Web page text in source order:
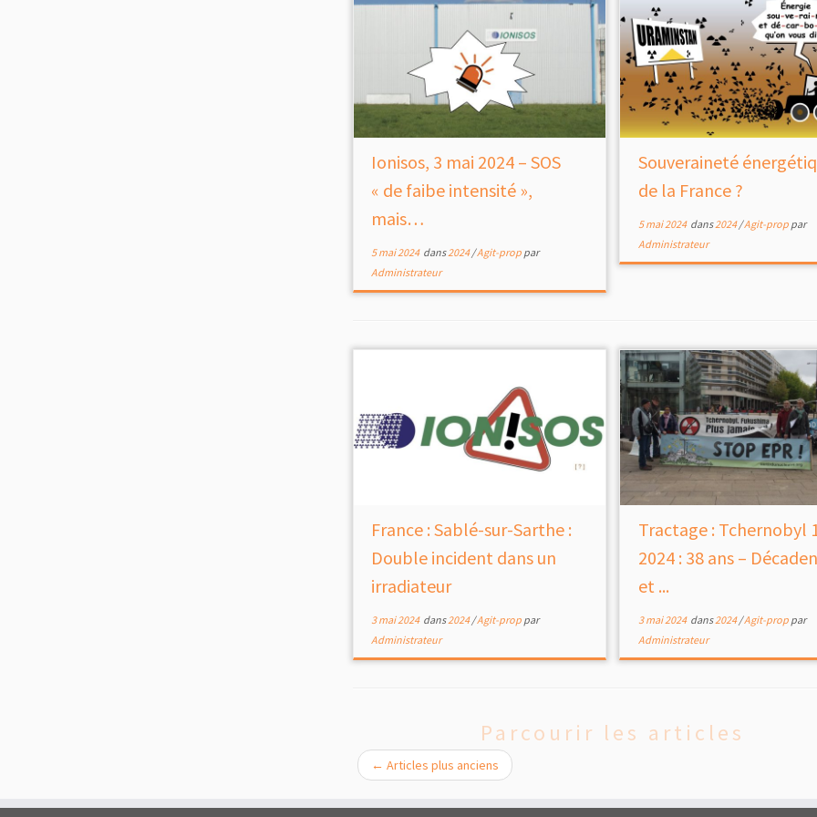
Ionisos, 3 mai 2024 – SOS
« de faibe intensité »,
mais…
5 mai 2024dans2024/Agit-prop par
Administrateur
Souveraineté
de la France ?
5 mai 2024dans2024/Agit-prop par
Administrateur
France : Sablé-sur-Sarthe :
Double incident dans un
irradiateur
3 mai 2024dans2024/Agit-prop par
Administrateur
Tractage : Tchernobyl
2024 : 38 ans –
et ...
3 mai 2024dans2024/Agit-prop par
Administrateur
Parcourir les articles
← Articles plus anciens